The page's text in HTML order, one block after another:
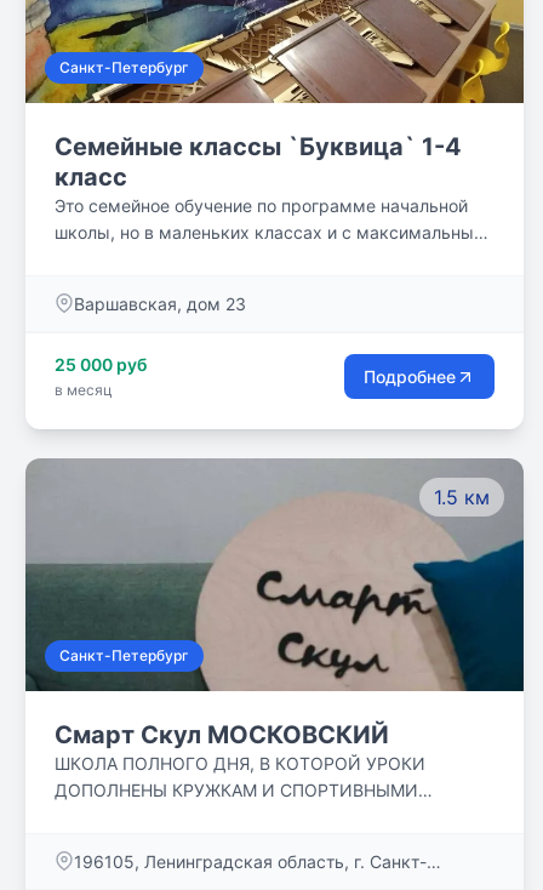
Санкт-Петербург
Семейные классы `Буквица` 1-4
класс
Это семейное обучение по программе начальной
школы, но в маленьких классах и с максимальным
каллиграфии `Буквица`, мамой двух дочерей,
Варшавская, дом 23
25 000 руб
в месяц
Подробнее
1.5 км
Санкт-Петербург
Смарт Скул МОСКОВСКИЙ
ШКОЛА ПОЛНОГО ДНЯ, В КОТОРОЙ УРОКИ
ДОПОЛНЕНЫ КРУЖКАМ И СПОРТИВНЫМИ
УВЛЕКАТЕЛЬНЫЕ ПРОЕКТЫ! СИЛЬНАЯ
​196105, Ленинградская область, г. Санкт-